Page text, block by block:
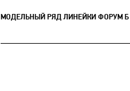
МОДЕЛЬНЫЙ РЯД ЛИНЕЙКИ ФОРУМ Б